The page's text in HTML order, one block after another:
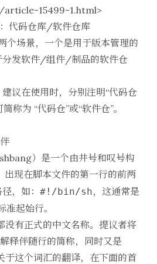
article-15499-1.html>
代码仓库/软件仓库
个场景，一个是用于版本管理的
分发软件/组件/制品的软件仓
议在使用时，分别注明“代码仓
称为 “代码仓”或“软件仓”。
）是一个由井号和叹号构
出现在脚本文件的第一行的前两
，如： #!/bin/sh，这通常是
起始行。
没有正式的中文名称。提议者将
释伴随行的简称，同时又是
于这个词汇的翻译，在下面的首